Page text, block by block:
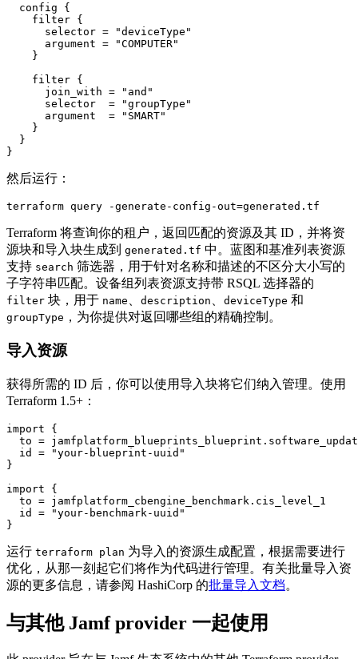
  config {
    filter {
      selector = "deviceType"
      argument = "COMPUTER"
    }
    filter {
      join_with = "and"
      selector  = "groupType"
      argument  = "SMART"
    }
  }
然后运行：
Terraform 将查询你的租户，返回匹配的资源及其 ID，并将资
源块和导入块生成到 generated.tf 中。蓝图和基准列表资源
支持 search 筛选器，用于针对名称和描述的不区分大小写的
子字符串匹配。设备组列表资源支持带 RSQL 选择器的
filter 块，用于 name description deviceType 和
groupType ，为你提供对返回哪些组的精确控制。
导入资源
获得所需的 ID 后，你可以使用导入块将它们纳入管理。使用
Terraform 1.5+：
import {
to =
  id = "your-blueprint-uuid"
}
import {
  to = jamfplatform_cbengine_benchmark.cis_level_1
  id = "your-benchmark-uuid"
运行 terraform plan 为导入的资源生成配置，根据需要进行
优化，从那一刻起它们将作为代码进行管理。有关批量导入资
源的更多信息，请参阅 HashiCorp 的批量导入文档。
与其他 Jamf provider 一起使用